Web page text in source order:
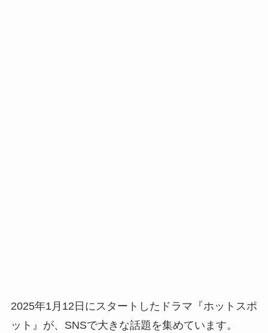
2025年1月12日にスタートしたドラマ『ホットスポ
ット』が、SNSで大きな話題を集めています。